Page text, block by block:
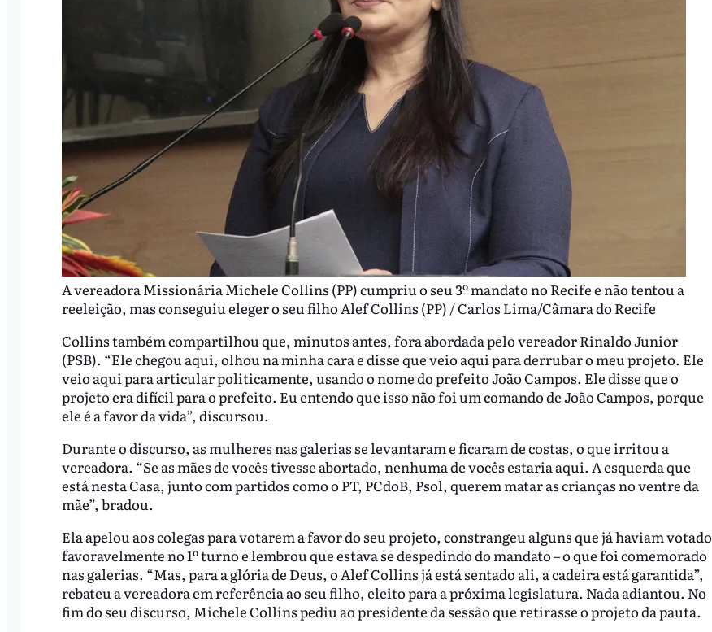
A vereadora Missionária Michele Collins (PP) cumpriu o seu 3º mandato no Recife e não tentou a
reeleição, mas conseguiu eleger o seu filho Alef Collins (PP) / Carlos Lima/Câmara do Recife
Collins também compartilhou que, minutos antes, fora abordada pelo vereador Rinaldo Junior
(PSB). “Ele chegou aqui, olhou na minha cara e disse que veio aqui para derrubar o meu projeto. Ele
veio aqui para articular politicamente, usando o nome do prefeito João Campos. Ele disse que o
projeto era difícil para o prefeito. Eu entendo que isso não foi um comando de João Campos, porque
ele é a favor da vida”, discursou.
Durante o discurso, as mulheres nas galerias se levantaram e ficaram de costas, o que irritou a
vereadora. “Se as mães de vocês tivesse abortado, nenhuma de vocês estaria aqui. A esquerda que
está nesta Casa, junto com partidos como o PT, PCdoB, Psol, querem matar as crianças no ventre da
mãe”, bradou.
Ela apelou aos colegas para votarem a favor do seu projeto, constrangeu alguns que já haviam votado
favoravelmente no 1º turno e lembrou que estava se despedindo do mandato – o que foi comemorado
nas galerias. “Mas, para a glória de Deus, o Alef Collins já está sentado ali, a cadeira está garantida”,
rebateu a vereadora em referência ao seu filho, eleito para a próxima legislatura. Nada adiantou. No
fim do seu discurso, Michele Collins pediu ao presidente da sessão que retirasse o projeto da pauta.